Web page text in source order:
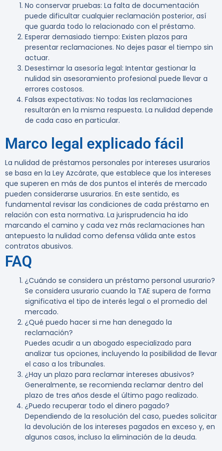
No conservar pruebas: La falta de documentación
puede dificultar cualquier reclamación posterior, así
que guarda todo lo relacionado con el préstamo.
Esperar demasiado tiempo: Existen plazos para
presentar reclamaciones. No dejes pasar el tiempo sin
actuar.
Desestimar la asesoría legal: Intentar gestionar la
nulidad sin asesoramiento profesional puede llevar a
errores costosos.
Falsas expectativas: No todas las reclamaciones
resultarán en la misma respuesta. La nulidad depende
de cada caso en particular.
Marco legal explicado fácil
La nulidad de préstamos personales por intereses usurarios
se basa en la Ley Azcárate, que establece que los intereses
que superen en más de dos puntos el interés de mercado
pueden considerarse usurarios. En este sentido, es
fundamental revisar las condiciones de cada préstamo en
relación con esta normativa. La jurisprudencia ha ido
marcando el camino y cada vez más reclamaciones han
antepuesto la nulidad como defensa válida ante estos
contratos abusivos.
FAQ
¿Cuándo se considera un préstamo personal usurario?
Se considera usurario cuando la TAE supera de forma
significativa el tipo de interés legal o el promedio del
mercado.
¿Qué puedo hacer si me han denegado la
reclamación?
Puedes acudir a un abogado especializado para
analizar tus opciones, incluyendo la posibilidad de llevar
el caso a los tribunales.
¿Hay un plazo para reclamar intereses abusivos?
Generalmente, se recomienda reclamar dentro del
plazo de tres años desde el último pago realizado.
¿Puedo recuperar todo el dinero pagado?
Dependiendo de la resolución del caso, puedes solicitar
la devolución de los intereses pagados en exceso y, en
algunos casos, incluso la eliminación de la deuda.